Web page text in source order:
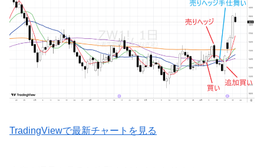
TradingViewで最新チャートを見る